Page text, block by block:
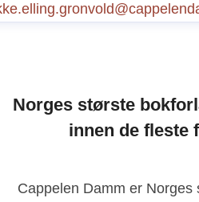
Norges største
innen de fleste
Cappelen Damm er